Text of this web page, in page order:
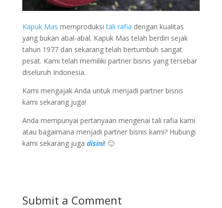
Kapuk Mas memproduksitali rafia dengan kualitas
yang bukan abal-abal. Kapuk Mas telah berdiri sejak
tahun 1977 dan sekarang telah bertumbuh sangat
pesat. Kami telah memiliki partner bisnis yang tersebar
diseluruh Indonesia.
Kami mengajak Anda untuk menjadi partner bisnis
kami sekarang juga!
Anda mempunyai pertanyaan mengenai tali rafia kami
atau bagaimana menjadi partner bisnis kami? Hubungi
kami sekarang juga disini! 🙂
Submit a Comment